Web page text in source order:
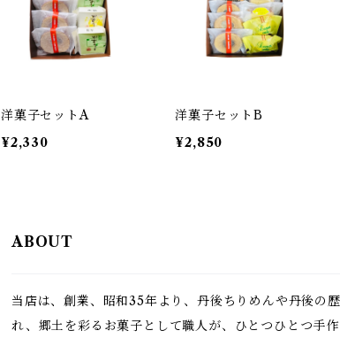
洋菓子セットA
¥2,330
洋菓子セットB
¥2,850
ABOUT
当店は、創業、昭和35年より、丹後ちりめんや丹後の
れ、郷土を彩るお菓子として職人が、ひとつひとつ手作